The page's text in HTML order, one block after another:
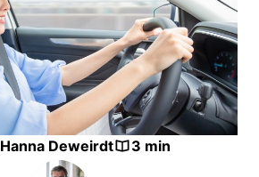
Hanna Deweirdt 3 min